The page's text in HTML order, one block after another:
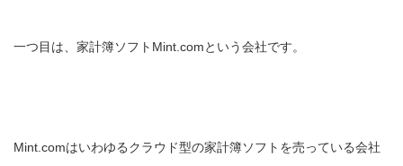
一つ目は、家計簿ソフトMint.comという会社です。
Mint.comはいわゆるクラウド型の家計簿ソフトを売っている会社